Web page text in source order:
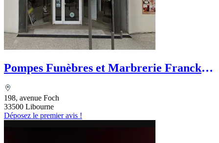
Pompes Funèbres et Marbrerie Franck
198, avenue Foch
33500 Libourne
Déposez le premier avis !